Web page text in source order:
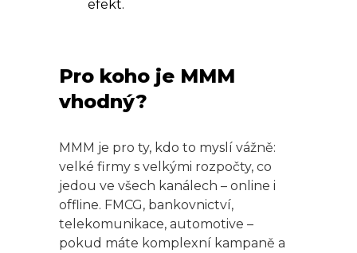
efekt.
Pro koho je MMM
vhodný?
MMM je pro ty, kdo to myslí vážně:
velké firmy s velkými rozpočty, co
jedou ve všech kanálech – online i
offline. FMCG, bankovnictví,
telekomunikace, automotive –
pokud máte komplexní kampaně a